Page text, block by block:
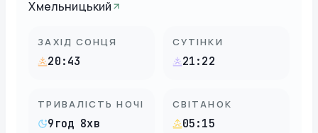
Хмельницький
ЗАХІД СОНЦЯ
20:43
СУТІНКИ
21:22
ТРИВАЛІСТЬ НОЧІ
9год 8хв
СВІТАНОК
05:15